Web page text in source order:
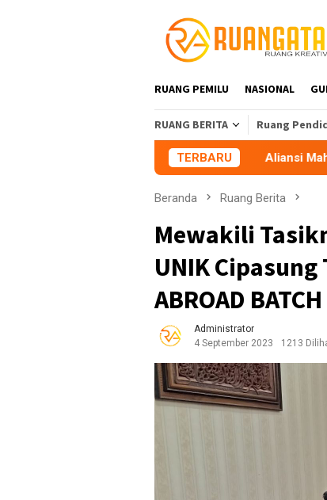
RUANG PEMILU NASIONAL
RUANG BERITA Ruang
TERBARU
Aliansi Mahasiswa Tasikmalaya
Beranda Ruang Berita
Mewakili
UNIK
ABROAD
Administrator
4 September 2023
1213